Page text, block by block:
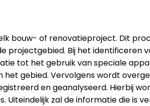
bouw- of renovatieproject. Dit
projectgebied. Bij het
tot het gebruik van speciale
gebied. Vervolgens wordt
en geanalyseerd. Hierbij
zal de informatie die is